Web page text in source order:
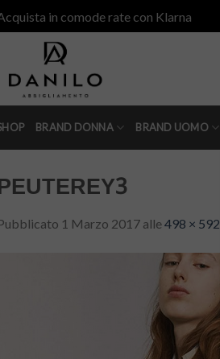
in comode rate con Klarna
BRAND DONNA BRAND UOMO
1 Marzo 2017 alle498 × 592